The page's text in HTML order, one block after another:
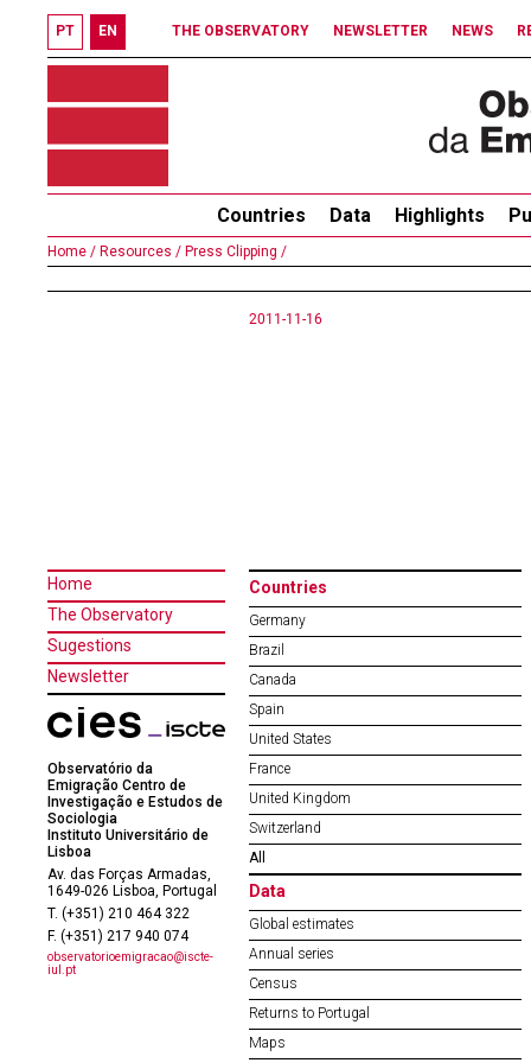
PT EN THE OBSERVATORY NEWSLETTER NEWS
Countries Data Highlights
Home / Resources / Press Clipping /
2011-11-16
Home
The Observatory
Sugestions
Newsletter
Observatório da
Emigração Centro de
Investigação e Estudos de
Sociologia
Instituto Universitário de
Lisboa
Av. das Forças Armadas,
1649-026 Lisboa, Portugal
T. (+351) 210 464 322
F. (+351) 217 940 074
observatorioemigracao@iscte-
iul.pt
Countries
Germany
Brazil
Canada
Spain
United States
France
United Kingdom
Switzerland
All
Data
Global estimates
Annual series
Census
Returns to Portugal
Maps